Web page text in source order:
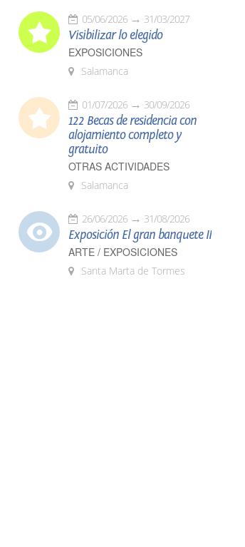
05/06/2026 31/03/2027
Visibilizar lo elegido
EXPOSICIONES
Salamanca
01/07/2026 30/09/2026
122 Becas de residencia con
alojamiento completo y
gratuito
OTRAS ACTIVIDADES
Salamanca
26/06/2026 31/08/2026
Exposición El gran banquete II
ARTE / EXPOSICIONES
Santa Marta de Tormes